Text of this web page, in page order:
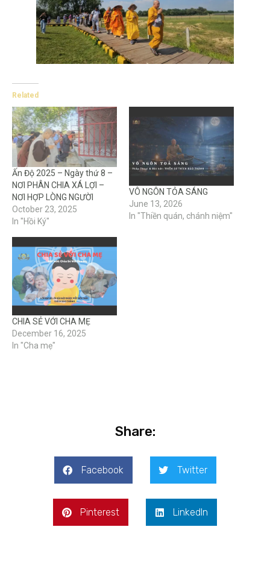
Related
Ấn Độ 2025 – Ngày thứ 8 –
NƠI PHÂN CHIA XÁ LỢI –
NƠI HỢP LÒNG NGƯỜI
October 23, 2025
In "Hồi Ký"
VÔ NGÔN TỎA SÁNG
June 13, 2026
In "Thiền quán, chánh niệm"
CHIA SẺ VỚI CHA MẸ
December 16, 2025
In "Cha mẹ"
Share:
Facebook Twitter
Pinterest LinkedIn